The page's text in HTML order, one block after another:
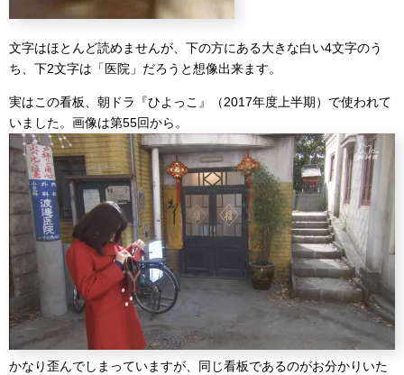
文字はほとんど読めませんが、下の方にある大きな白い4文字のう
ち、下2文字は「医院」だろうと想像出来ます。
実はこの看板、朝ドラ『ひよっこ』（2017年度上半期）で使われて
いました。画像は第55回から。
かなり歪んでしまっていますが、同じ看板であるのがお分かりいた